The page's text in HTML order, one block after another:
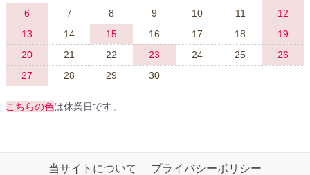
6
7 8 9 10 11
12
13
14 15 16 17 18
19
20
21 22 23 24 25
26
27
28 29 30
こちらの色は休業日です。
当サイトについて
プライバシーポリシー